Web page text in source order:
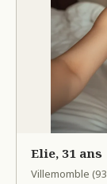
Elie, 31 ans
Villemomble